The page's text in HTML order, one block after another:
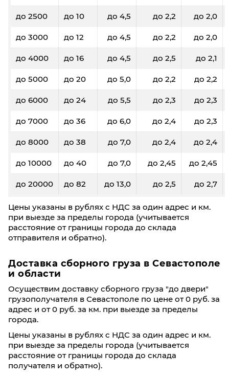
до 2500 до 10 до 4,5 до 2,2 до 2,0
до 3000 до 12 до 4,5 до 2,2 до 2,0
до 4000 до 16 до 4,5 до 2,5 до 2,1
до 5000 до 20 до 5,0 до 2,2 до 2,2
до 6000 до 24 до 5,5 до 2,3 до 2,3
до 7000 до 36 до 6,0 до 2,4 до 2,3
до 8000 до 38 до 7,0 до 2,4 до 2,4
до 10000 до 40 до 7,0 до 2,45 до 2,45
до 20000 до 82 до 13,0 до 2,5 до 2,7
Цены указаны в рублях с НДС за один адрес и км.
при выезде за пределы города (учитывается
расстояние от границы города до склада
отправителя и обратно).
Доставка сборного груза в Севастополе
и области
Осуществим доставку сборного груза "до двери"
грузополучателя в Севастополе по цене от 0 руб. за
адрес и от 0 руб. за км. при выезде за пределы
города.
Цены указаны в рублях с НДС за один адрес и км.
при выезде за пределы города (учитывается
расстояние от границы города до склада
получателя и обратно).